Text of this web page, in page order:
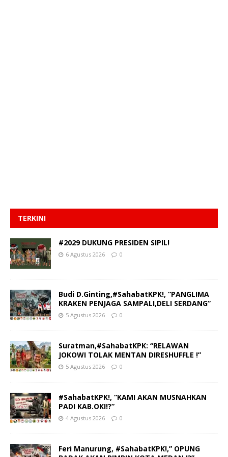
TERKINI
#2029 DUKUNG PRESIDEN SIPIL!
6 Agustus 2026 0
Budi D.Ginting,#SahabatKPK!, “PANGLIMA
KRAKEN PENJAGA SAMPALI,DELI SERDANG”
5 Agustus 2026 0
Suratman,#SahabatKPK: “RELAWAN
JOKOWI TOLAK MENTAN DIRESHUFFLE !”
5 Agustus 2026 0
#SahabatKPK!, “KAMI AKAN MUSNAHKAN
PADI KAB.OKI!?”
4 Agustus 2026 0
Feri Manurung, #SahabatKPK!,” OPUNG